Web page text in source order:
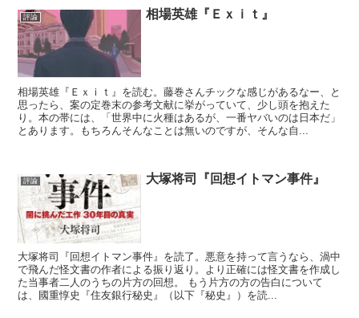
評論 相場英雄『Ｅｘｉｔ』
相場英雄『Ｅｘｉｔ』を読む。藤巻さんチックな感じがあるなー、と
思ったら、案の定巻末の参考文献に挙がっていて、少し頭を抱えた
り。本の帯には、「世界中に火種はあるが、一番ヤバいのは日本だ」
とあります。もちろんそんなことは無いのですが、そんな自...
評論 大塚将司『回想イトマン事件』
大塚将司『回想イトマン事件』を読了。悪意を持って言うなら、渦中
で飛んだ怪文書の作者による振り返り。より正確には怪文書を作成し
た当事者二人のうちの片方の回想。 もう片方の方の告白について
は、國重惇史『住友銀行秘史』（以下『秘史』）を読...